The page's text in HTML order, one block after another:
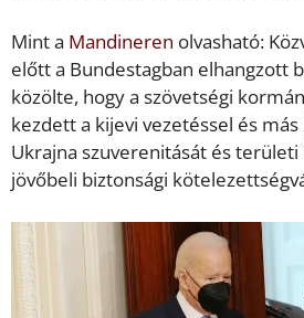
Mint a Mandineren olvasható:
előtt a Bundestagban elhangzott
közölte, hogy a szövetségi
kezdett a kijevi vezetéssel és
Ukrajna szuverenitását és területi
jövőbeli biztonsági